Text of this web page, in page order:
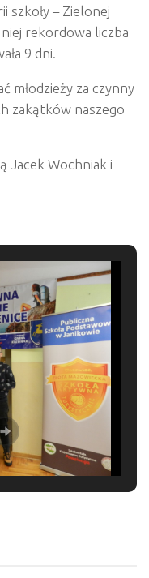
szkoły – Zielonej
niej rekordowa liczba
9 dni.
młodzieży za czynny
zakątków naszego
Jacek Wochniak i